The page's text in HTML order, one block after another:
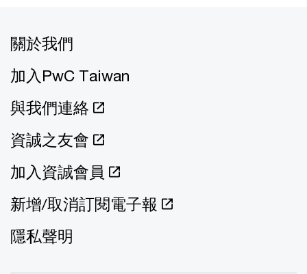
關於我們
加入PwC Taiwan
與我們連絡
資誠之友會
加入資誠會員
新增/取消訂閱電子報
隱私聲明